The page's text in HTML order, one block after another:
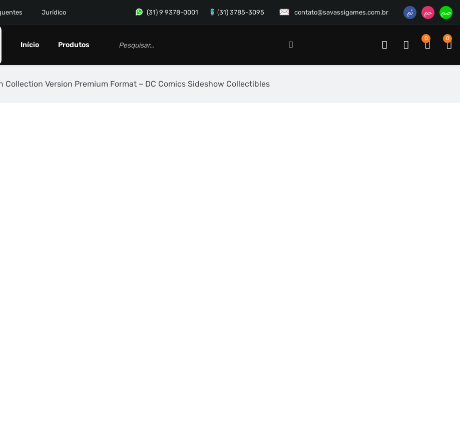
contato@savassigames.com.br
(31) 9 9378-0001 (31) 3785-3095
Jurídico
0
0
Início Produtos
Collection Version Premium Format – DC Comics Sideshow Collectibles